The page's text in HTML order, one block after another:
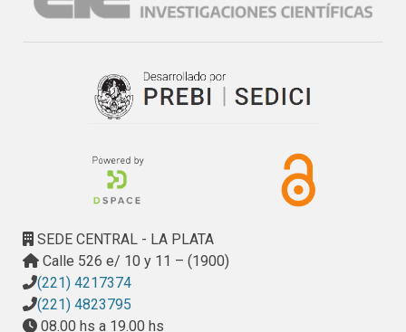
acciones:
• Recuperación de la imagen general del edificio destruida
parcialmente por los problemas enunciados.
• Recuperación para el uso de los espacios degradados.
• Consolidación estructural de muros y revestimientos
• Liberación de agregados o añadidos en el proceso
histórico del edificio.
SEDE CENTRAL - LA PLATA
Calle 526 e/ 10 y 11 – (1900)
(221) 4217374
(221) 4823795
08.00 hs a 19.00 hs